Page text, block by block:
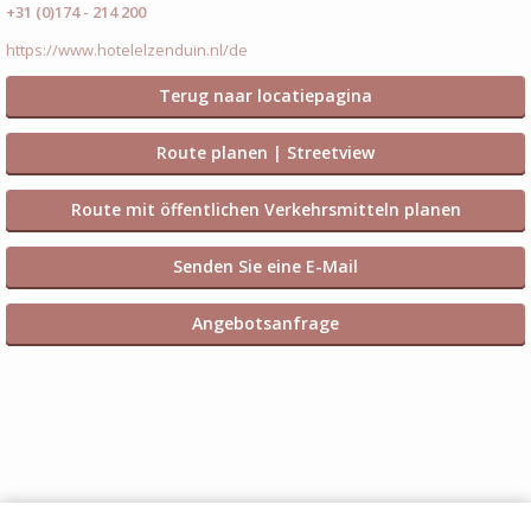
+31 (0)174 - 214 200
https://www.hotelelzenduin.nl/de
Terug naar locatiepagina
Route planen | Streetview
Route mit öffentlichen Verkehrsmitteln planen
Senden Sie eine E-Mail
Angebotsanfrage